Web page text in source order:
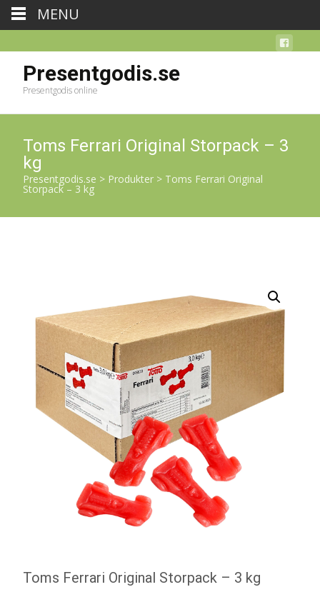
Presentgodis.se
Presentgodis online
Toms Ferrari Original Storpack – 3
kg
Presentgodis.se > Produkter > Toms Ferrari Original
Storpack – 3 kg
Toms Ferrari Original Storpack – 3 kg
MENU